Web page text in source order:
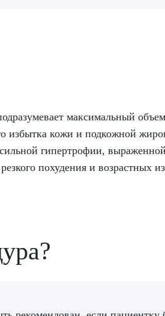
максимальный
избытка кожи и подкожной
гипертрофии,
похудения и возрастных